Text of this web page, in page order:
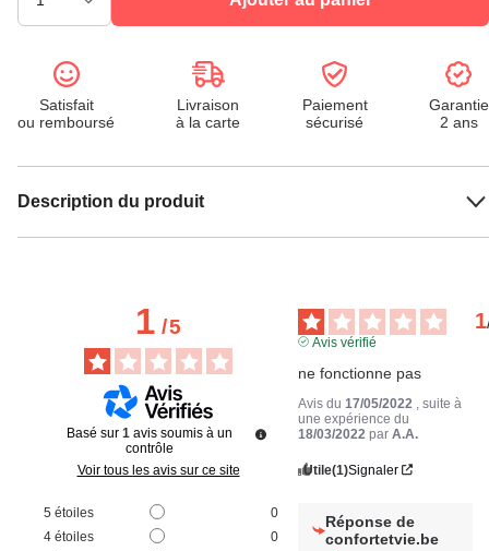
Satisfait
ou remboursé
Livraison
à la carte
Paiement
sécurisé
Garantie
2 ans
Description du produit
1/5
Basé sur 1 avis soumis à un
contrôle
Voir tous les avis sur ce site
5 étoiles
0
4 étoiles
0
1
Avis vérifié
ne fonctionne pas
Avis du 17/05/2022
, suite à
une expérience du
18/03/2022 parA.A.
Utile(1)Signaler
Réponse de
confortetvie.be